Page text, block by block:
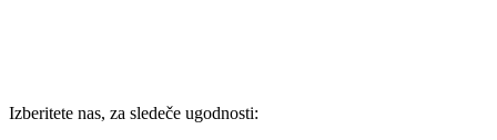
Izberitete nas, za sledeče ugodnosti: